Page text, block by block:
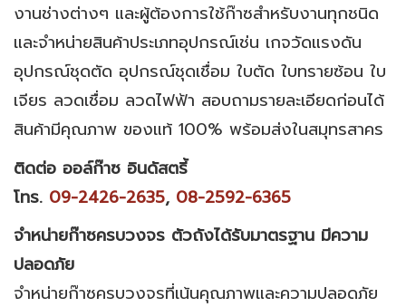
งานช่างต่างๆ และผู้ต้องการใช้ก๊าซสำหรับงานทุกชนิด
และจำหน่ายสินค้าประเภทอุปกรณ์เช่น เกจวัดแรงดัน
อุปกรณ์ชุดตัด อุปกรณ์ชุดเชื่อม ใบตัด ใบทรายซ้อน ใบ
เจียร ลวดเชื่อม ลวดไฟฟ้า สอบถามรายละเอียดก่อนได้
สินค้ามีคุณภาพ ของแท้ 100% พร้อมส่งในสมุทรสาคร
ติดต่อ ออล์ก๊าซ อินดัสตรี้
โทร. 09-2426-2635, 08-2592-6365
จำหน่ายก๊าซครบวงจร ตัวถังได้รับมาตรฐาน มีความ
ปลอดภัย
จำหน่ายก๊าซครบวงจรที่เน้นคุณภาพและความปลอดภัย